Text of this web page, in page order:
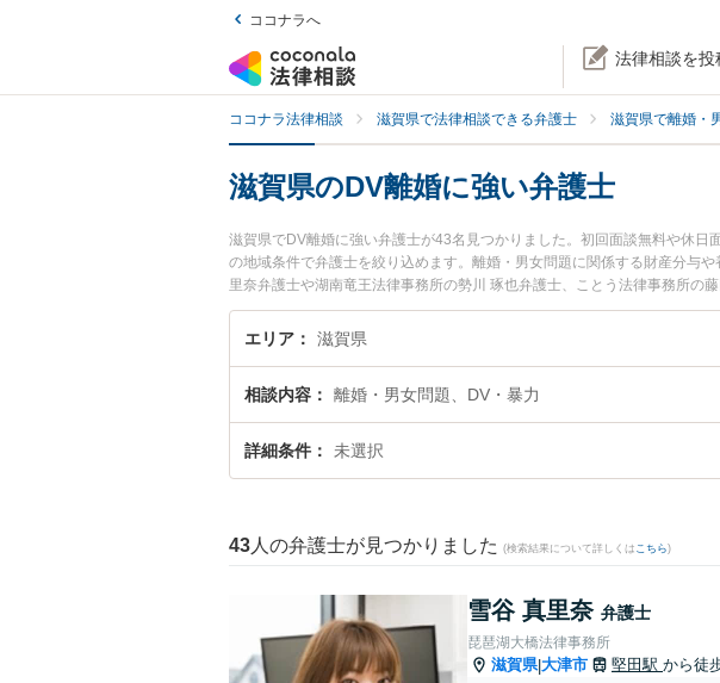
ココナラへ
法律相談を投
ココナラ法律相談 滋賀県で法律相談できる弁護士 滋賀県で離婚・
滋賀県のDV離婚に強い弁護士
滋賀県でDV離婚に強い弁護士が43名見つかりました。初回面談無料や休
の地域条件で弁護士を絞り込めます。離婚・男女問題に関係する財産分与
里奈弁護士や湖南竜王法律事務所の勢川 琢也弁護士、ことう法律事務所の
間に発生したDV離婚のトラブルを今すぐに弁護士に相談したい』『DV離
滋賀県内の弁護士に相談予約したい』などでお困りの相談者さんにおすすめ
エリア 滋賀県
相談内容 離婚・男女問題、DV・暴力
詳細条件 未選択
43 人の弁護士が見つかりました (検索結果について詳しくは こちら)
雪谷 真里奈 弁護士
琵琶湖大橋法律事務所
滋賀県|大津市 堅田駅 から徒